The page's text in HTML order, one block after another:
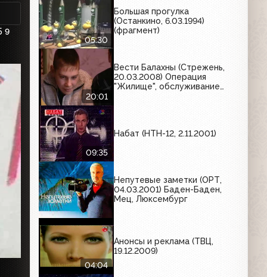
9
05:30
Большая прогулка
(Останкино, 6.03.1994)
(фрагмент)
20:01
Вести Балахны (Стрежень,
20.03.2008) Операция
"Жилище", обслуживание
09:35
Набат (НТН-12, 2.11.2001)
Непутевые заметки (ОРТ,
04.03.2001) Баден-Баден,
Мец, Люксембург
04:04
Анонсы и реклама (ТВЦ,
19.12.2009)